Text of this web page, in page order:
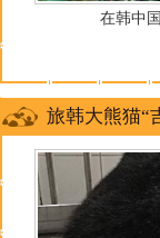
在韩中
旅韩大熊猫“